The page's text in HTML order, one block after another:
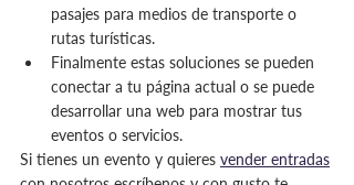
pasajes para medios de transporte o
rutas turísticas.
Finalmente estas soluciones se pueden
conectar a tu página actual o se puede
desarrollar una web para mostrar tus
eventos o servicios.
Si tienes un evento y quieres vender entradas